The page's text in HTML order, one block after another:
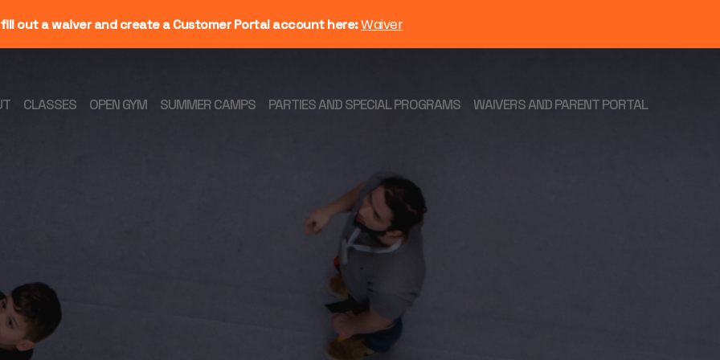
CLASSES OPEN GYM SUMMER CAMPS PARTIES AND SPECIAL PROGRAMS WAIVERS AND PARENT PORTAL
out a waiver and create a Customer Portal account here:Waiver